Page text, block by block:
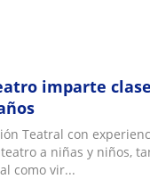
imparte
Teatral con
a niñas y niños,
como vir...